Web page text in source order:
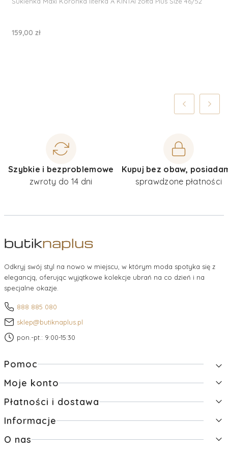
Cena
159,00 zł
Szybkie i bezproblemowe
zwroty do 14 dni
Kupuj bez obaw,
sprawdzone płatności
Odkryj swój styl na nowo w miejscu, w którym moda spotyka się z
elegancją, oferując wyjątkowe kolekcje ubrań na co dzień i na
specjalne okazje.
888 885 080
sklep@butiknaplus.pl
pon.-pt.: 9:00-15:30
Linki w stopce
Pomoc
Zwroty i reklamacje
Regulamin
Raty
Moje konto
Twoje zamówienia
Przechowalnia
Płatności i dostawa
Formy płatności
Czas realizacji zamówienia
Informacje
Polityka prywatności
O nas